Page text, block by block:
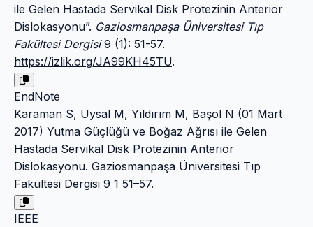
ile Gelen Hastada Servikal Disk Protezinin Anterior
Dislokasyonu”. Gaziosmanpaşa Üniversitesi Tıp
Fakültesi Dergisi9 (1): 51-57.
https://izlik.org/JA99KH45TU.
EndNote
Karaman S, Uysal M, Yıldırım M, Başol N (01 Mart
2017) Yutma Güçlüğü ve Boğaz Ağrısı ile Gelen
Hastada Servikal Disk Protezinin Anterior
Dislokasyonu. Gaziosmanpaşa Üniversitesi Tıp
Fakültesi Dergisi 9 1 51–57.
IEEE